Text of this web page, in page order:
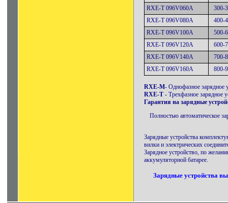
RXE-Т 096V060A
300-
RXE-Т 096V080A
400-
RXE-Т 096V100A
500-
RXE-Т 096V120A
600-
RXE-Т 096V140A
700-
RXE-Т 096V160A
800-
RXE-M- Однофазное зарядное
RXE-T - Трехфазное зарядное
Гарантия на зарядные
Полностью автоматическое
Зарядные устройства
вилки и электрических
Зарядное устройство, по
аккумуляторной батарее.
Зарядные устройства вы